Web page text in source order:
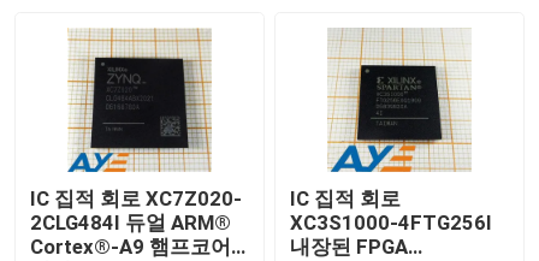
IC 집적 회로 XC7Z020-
2CLG484I 듀얼 ARM®
Cortex®-A9 햄프코어
IC 집적 회로
XC3S1000-4FTG256I
내장된 FPGA